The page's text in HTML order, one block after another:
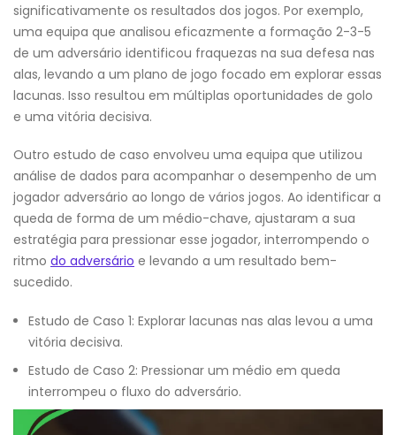
significativamente os resultados dos jogos. Por exemplo,
uma equipa que analisou eficazmente a formação 2-3-5
de um adversário identificou fraquezas na sua defesa nas
alas, levando a um plano de jogo focado em explorar essas
lacunas. Isso resultou em múltiplas oportunidades de golo
e uma vitória decisiva.
Outro estudo de caso envolveu uma equipa que utilizou
análise de dados para acompanhar o desempenho de um
jogador adversário ao longo de vários jogos. Ao identificar a
queda de forma de um médio-chave, ajustaram a sua
estratégia para pressionar esse jogador, interrompendo o
ritmo do adversário e levando a um resultado bem-
sucedido.
Estudo de Caso 1: Explorar lacunas nas alas levou a uma
vitória decisiva.
Estudo de Caso 2: Pressionar um médio em queda
interrompeu o fluxo do adversário.